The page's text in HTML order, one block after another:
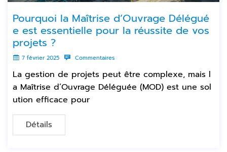
Pourquoi la Maîtrise d’Ouvrage Délégué
e est essentielle pour la réussite de vos
projets ?
7 février 2025 Commentaires
La gestion de projets peut être complexe, mais l
a Maîtrise d’Ouvrage Déléguée (MOD) est une sol
ution efficace pour
Détails